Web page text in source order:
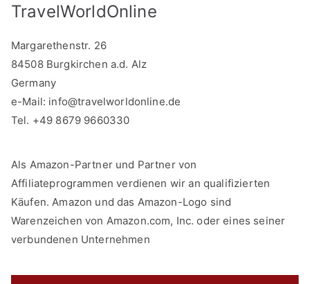
TravelWorldOnline
Margarethenstr. 26
84508 Burgkirchen a.d. Alz
Germany
e-Mail: info@travelworldonline.de
Tel. +49 8679 9660330
Als Amazon-Partner und Partner von
Affiliateprogrammen verdienen wir an qualifizierten
Käufen. Amazon und das Amazon-Logo sind
Warenzeichen von Amazon.com, Inc. oder eines seiner
verbundenen Unternehmen